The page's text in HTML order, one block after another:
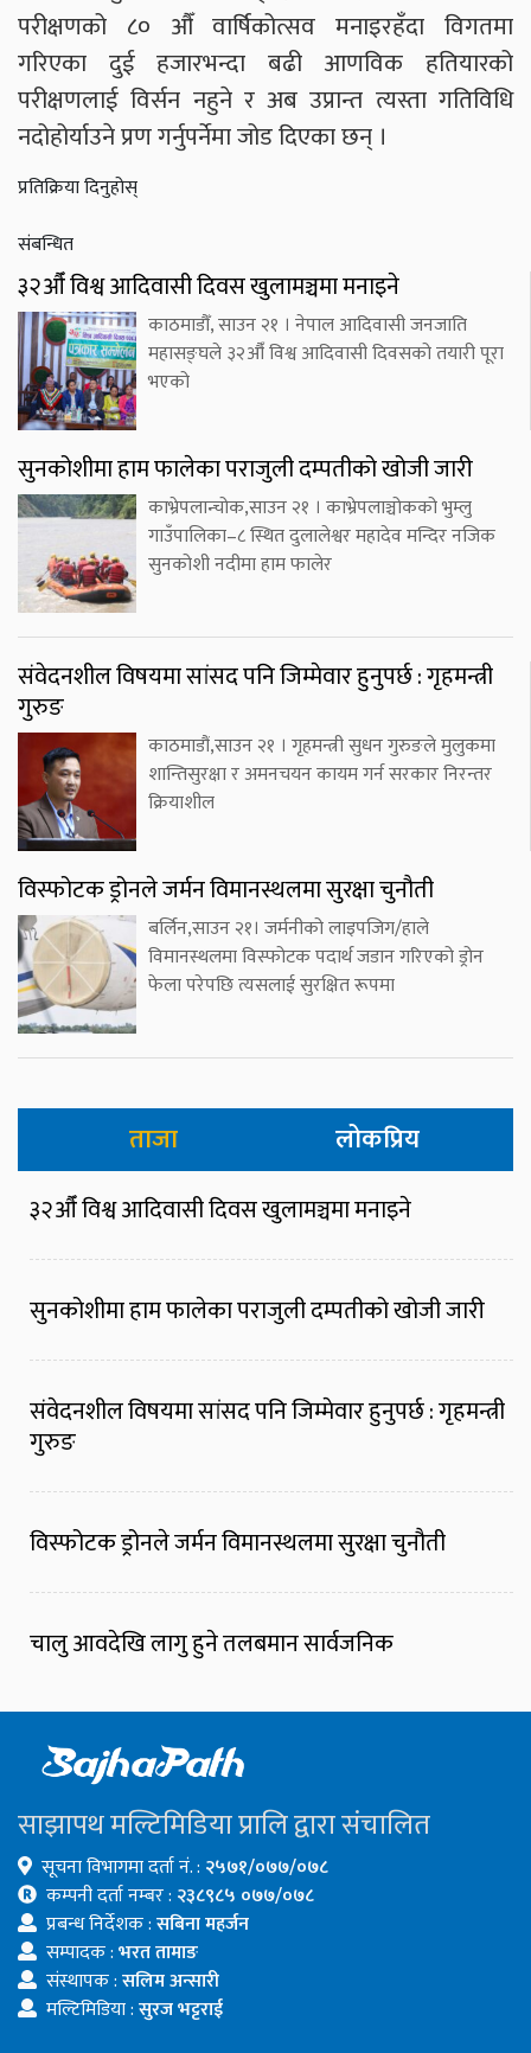
परीक्षणको ८० औँ वार्षिकोत्सव मनाइरहँदा विगतमा
गरिएका दुई हजारभन्दा बढी आणविक हतियारको
परीक्षणलाई विर्सन नहुने र अब उप्रान्त त्यस्ता गतिविधि
नदोहोर्याउने प्रण गर्नुपर्नेमा जोड दिएका छन् ।
प्रतिक्रिया दिनुहोस्
संबन्धित
३२औँ विश्व आदिवासी दिवस खुलामञ्चमा मनाइने
काठमाडौँ, साउन २१ । नेपाल आदिवासी जनजाति
महासङ्घले ३२औँ विश्व आदिवासी दिवसको तयारी पूरा
भएको
सुनकोशीमा हाम फालेका पराजुली दम्पतीको खोजी जारी
काभ्रेपलान्चोक,साउन २१ । काभ्रेपलाञ्चोकको भुम्लु
गाउँपालिका–८ स्थित दुलालेश्वर महादेव मन्दिर नजिक
सुनकोशी नदीमा हाम फालेर
संवेदनशील विषयमा सांसद पनि जिम्मेवार हुनुपर्छ : गृहमन्त्री
गुरुङ
काठमाडौं,साउन २१ । गृहमन्त्री सुधन गुरुङले मुलुकमा
शान्तिसुरक्षा र अमनचयन कायम गर्न सरकार निरन्तर
क्रियाशील
विस्फोटक ड्रोनले जर्मन विमानस्थलमा सुरक्षा चुनौती
बर्लिन,साउन २१। जर्मनीको लाइपजिग/हाले
विमानस्थलमा विस्फोटक पदार्थ जडान गरिएको ड्रोन
फेला परेपछि त्यसलाई सुरक्षित रूपमा
ताजा लोकप्रिय
३२औँ विश्व आदिवासी दिवस खुलामञ्चमा मनाइने
सुनकोशीमा हाम फालेका पराजुली दम्पतीको खोजी जारी
संवेदनशील विषयमा सांसद पनि जिम्मेवार हुनुपर्छ : गृहमन्त्री
गुरुङ
विस्फोटक ड्रोनले जर्मन विमानस्थलमा सुरक्षा चुनौती
चालु आवदेखि लागु हुने तलबमान सार्वजनिक
साझापथ मल्टिमिडिया प्रालि द्वारा संचालित
सूचना विभागमा दर्ता नं. : २५७१/०७७/०७८
कम्पनी दर्ता नम्बर : २३८९८५ ०७७/०७८
प्रबन्ध निर्देशक :सबिना महर्जन
सम्पादक :भरत तामाङ
संस्थापक :सलिम अन्सारी
मल्टिमिडिया :सुरज भट्टराई